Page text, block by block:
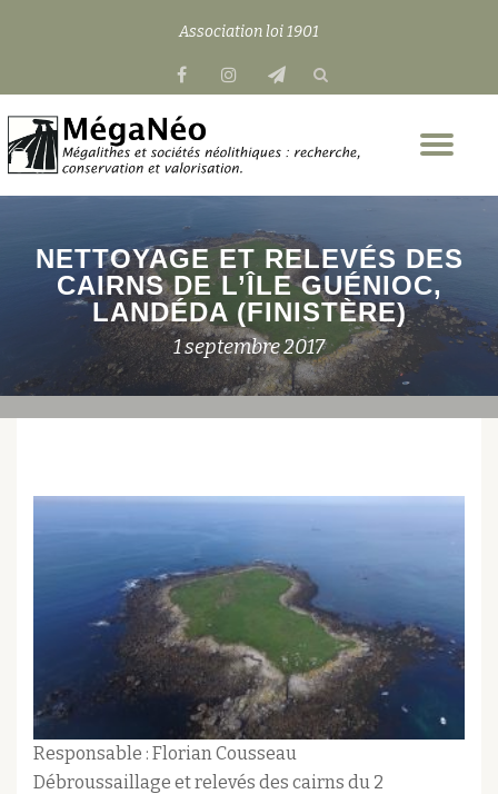
contenu
Association loi 1901
fa-
fa-
fa-
NETTOYAGE ET RELEVÉS DES
CAIRNS DE L’ÎLE GUÉNIOC,
LANDÉDA (FINISTÈRE)
1 septembre 2017
Responsable : Florian Cousseau
Débroussaillage et relevés des cairns du 2